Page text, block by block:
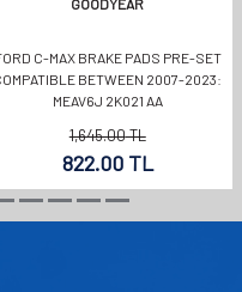
GOODYEAR
C-MAX BRAKE PADS PRE-SET
BETWEEN 2007-2023:
MEAV6J 2K021 AA
1,645.00TL
822.00TL